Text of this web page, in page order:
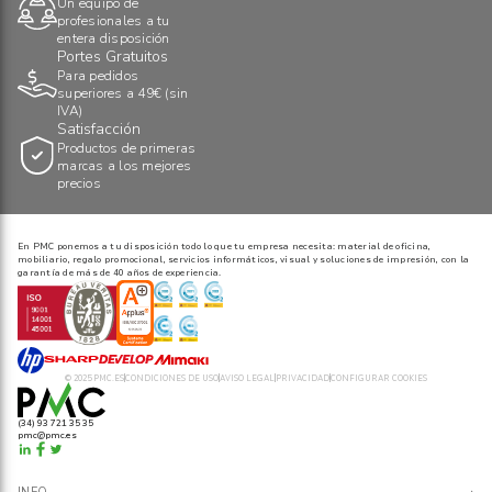
profesionales a tu
entera disposición
Portes Gratuitos
Para pedidos
superiores a 49€ (sin
IVA)
Satisfacción
Productos de primeras
marcas a los mejores
precios
En PMC ponemos a tu disposición todo lo que tu empresa necesita: material de oficina,
mobiliario, regalo promocional, servicios informáticos, visual y soluciones de impresión, con la
garantía de más de 40 años de experiencia.
© 2025 PMC.ESCONDICIONES DE USO AVISO LEGAL PRIVACIDADCONFIGURAR COOKIES
(34) 93 721 35 35
pmc@pmc.es